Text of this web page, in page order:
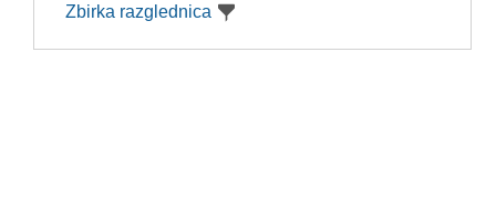
Zbirka razglednica